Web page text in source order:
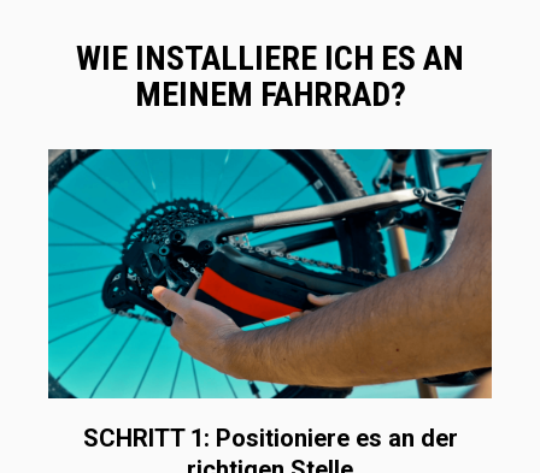
WIE INSTALLIERE ICH ES AN
MEINEM FAHRRAD?
SCHRITT 1: Positioniere es an der